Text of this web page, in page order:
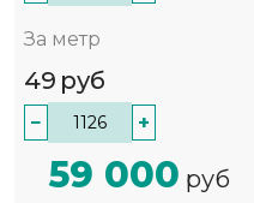
За метр
49 руб
− +
59 000 руб